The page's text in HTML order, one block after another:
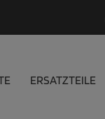
ERSATZTEILE